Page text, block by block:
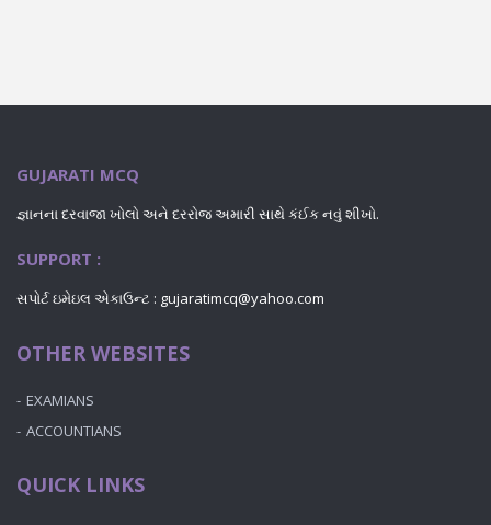
GUJARATI MCQ
જ્ઞાનના દરવાજા ખોલો અને દરરોજ અમારી સાથે કંઈક નવું શીખો.
SUPPORT :
સપોર્ટ ઇમેઇલ એકાઉન્ટ : gujaratimcq@yahoo.com
OTHER WEBSITES
EXAMIANS
ACCOUNTIANS
QUICK LINKS